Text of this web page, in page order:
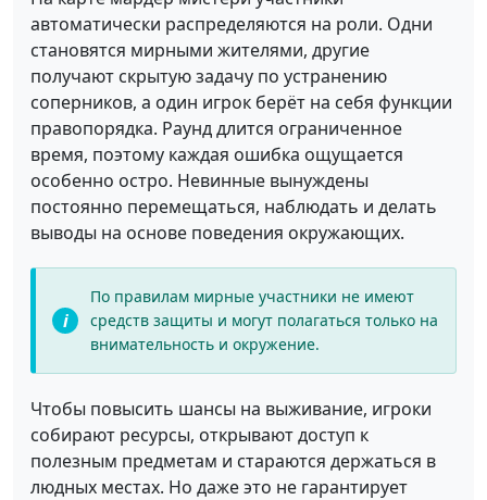
автоматически распределяются на роли. Одни
становятся мирными жителями, другие
получают скрытую задачу по устранению
соперников, а один игрок берёт на себя функции
правопорядка. Раунд длится ограниченное
время, поэтому каждая ошибка ощущается
особенно остро. Невинные вынуждены
постоянно перемещаться, наблюдать и делать
выводы на основе поведения окружающих.
По правилам мирные участники не имеют
средств защиты и могут полагаться только на
внимательность и окружение.
Чтобы повысить шансы на выживание, игроки
собирают ресурсы, открывают доступ к
полезным предметам и стараются держаться в
людных местах. Но даже это не гарантирует